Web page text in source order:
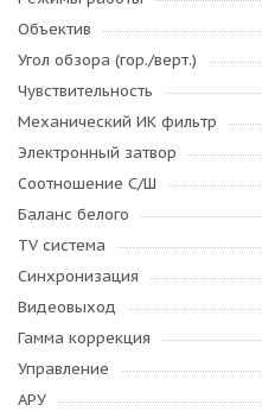
Объектив
Угол обзора (гор./верт.)
Чувствительность
Механический ИК фильтр
Электронный затвор
Соотношение С/Ш
Баланс белого
TV система
Синхронизация
Видеовыход
Гамма коррекция
Управление
АРУ